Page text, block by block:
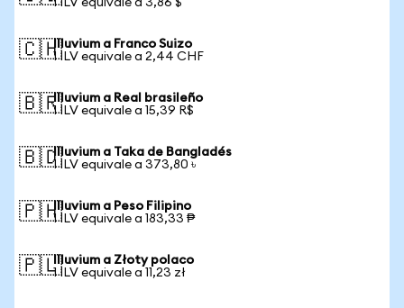
1 ILV equivale a 3,86 $
🇨🇭Illuvium a Franco Suizo
1 ILV equivale a 2,44 CHF
🇧🇷Illuvium a Real brasileño
1 ILV equivale a 15,39 R$
🇧🇩Illuvium a Taka de Bangladés
1 ILV equivale a 373,80 ৳
🇵🇭Illuvium a Peso Filipino
1 ILV equivale a 183,33 ₱
🇵🇱Illuvium a Złoty polaco
1 ILV equivale a 11,23 zł